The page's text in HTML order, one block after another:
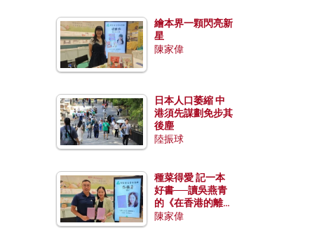
繪本界一顆閃亮新
星
陳家偉
日本人口萎縮 中
港須先謀劃免步其
後塵
陸振球
種菜得愛 記一本
好書──讀吳燕青
的《在香港的離島
種菜》
陳家偉